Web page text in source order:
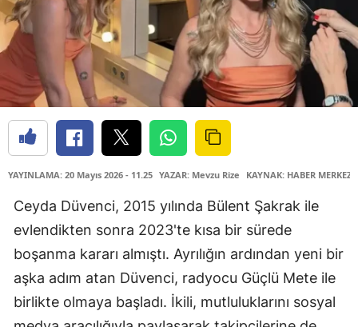
YAYINLAMA: 20 Mayıs 2026 - 11.25 YAZAR: Mevzu Rize KAYNAK: HABER MERKEZİ
Ceyda Düvenci, 2015 yılında Bülent Şakrak ile
evlendikten sonra 2023'te kısa bir sürede
boşanma kararı almıştı. Ayrılığın ardından yeni bir
aşka adım atan Düvenci, radyocu Güçlü Mete ile
birlikte olmaya başladı. İkili, mutluluklarını sosyal